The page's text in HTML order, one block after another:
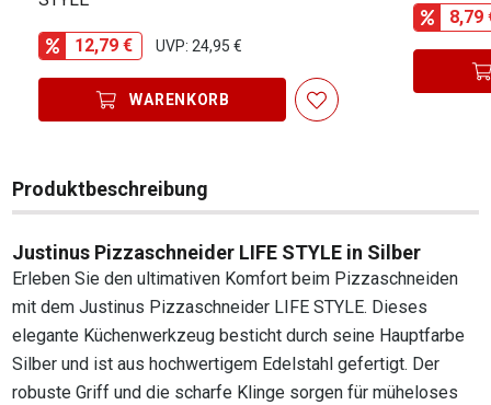
12,79 € UVP: 24,95 €
WARENKORB
8,79
Produktbeschreibung
Justinus Pizzaschneider LIFE STYLE in Silber
Erleben Sie den ultimativen Komfort beim Pizzaschneiden
mit dem Justinus Pizzaschneider LIFE STYLE. Dieses
elegante Küchenwerkzeug besticht durch seine Hauptfarbe
Silber und ist aus hochwertigem Edelstahl gefertigt. Der
robuste Griff und die scharfe Klinge sorgen für müheloses